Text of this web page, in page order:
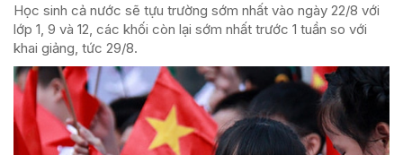
Học sinh cả nước sẽ tựu trường sớm nhất vào ngày 22/8 với
lớp 1, 9 và 12, các khối còn lại sớm nhất trước 1 tuần so với
khai giảng, tức 29/8.